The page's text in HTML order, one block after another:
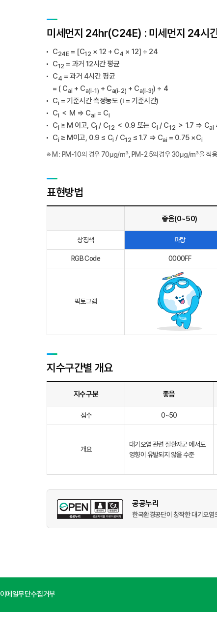
미세먼지 24hr(C24E) : 미세먼지 24시
C24E= [C12 × 12 + C4 × 12] ÷ 24
C12 = 과거 12시간 평균
C4 = 과거 4시간 평균
= ( Cai+ Ca(i-1) + Ca(i-2) + Ca(i-3)) ÷ 4
Ci= 기준시간 측정농도 (i = 기준시간)
Ci＜ M ⇒ Cai= Ci
Ci≥ M 이고, Ci/ C12 ＜ 0.9 또는 Ci/ C12 ＞ 1.7 ⇒ Cai
Ci≥ M이고, 0.9 ≤ Ci/ C12 ≤ 1.7 ⇒ Cai= 0.75 ×Ci
※ M : PM-10의 경우 70㎍/㎥, PM-2.5의경우 30㎍/㎥을 적용
표현방법
좋음(0~50)
상징색 파랑
RGB Code 0000FF
픽토그램
지수구간별 개요
지수구분 좋음
점수 0~50
개요
대기오염 관련 질환자군 에서도
영향이 유발되지 않을 수준
공공누리
한국환경공단이 창작한 대기오
이메일무단수집거부